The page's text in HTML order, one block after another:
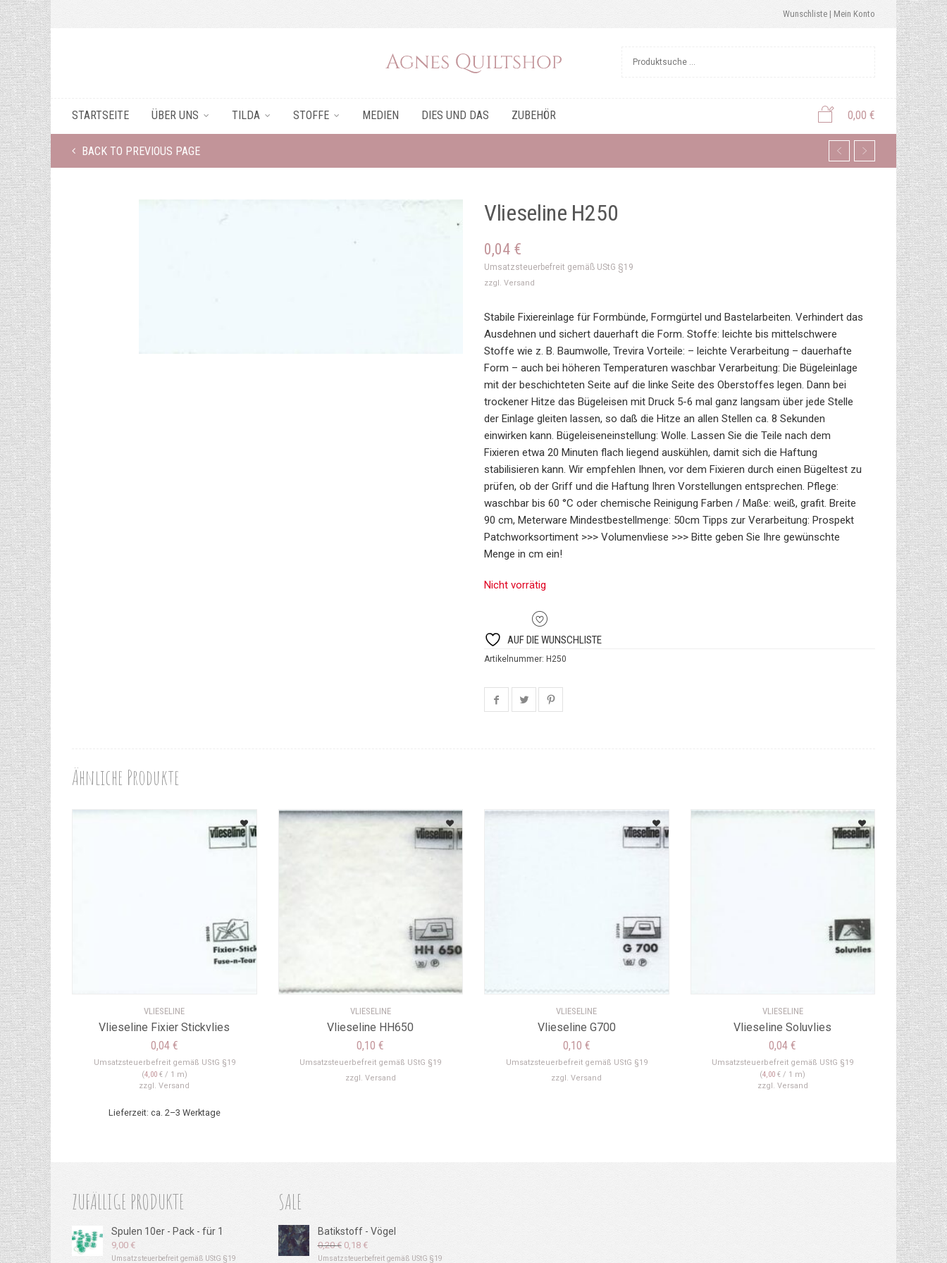
Wunschliste | Mein Konto
STARTSEITE ÜBER UNS TILDA STOFFE MEDIEN DIES UND DAS ZUBEHÖR 0,00 €
BACK TO PREVIOUS PAGE
Vlieseline H250
0,04 €
Umsatzsteuerbefreit gemäß UStG §19
zzgl. Versand
Stabile Fixiereinlage für Formbünde, Formgürtel und Bastelarbeiten. Verhindert das
Ausdehnen und sichert dauerhaft die Form. Stoffe: leichte bis mittelschwere
Stoffe wie z. B. Baumwolle, Trevira Vorteile: – leichte Verarbeitung – dauerhafte
Form – auch bei höheren Temperaturen waschbar Verarbeitung: Die Bügeleinlage
mit der beschichteten Seite auf die linke Seite des Oberstoffes legen. Dann bei
trockener Hitze das Bügeleisen mit Druck 5-6 mal ganz langsam über jede Stelle
der Einlage gleiten lassen, so daß die Hitze an allen Stellen ca. 8 Sekunden
einwirken kann. Bügeleiseneinstellung: Wolle. Lassen Sie die Teile nach dem
Fixieren etwa 20 Minuten flach liegend auskühlen, damit sich die Haftung
stabilisieren kann. Wir empfehlen Ihnen, vor dem Fixieren durch einen Bügeltest zu
prüfen, ob der Griff und die Haftung Ihren Vorstellungen entsprechen. Pflege:
waschbar bis 60 °C oder chemische Reinigung Farben / Maße: weiß, grafit. Breite
90 cm, Meterware Mindestbestellmenge: 50cm Tipps zur Verarbeitung: Prospekt
Patchworksortiment >>> Volumenvliese >>> Bitte geben Sie Ihre gewünschte
Menge in cm ein!
Nicht vorrätig
AUF DIE WUNSCHLISTE
Artikelnummer: H250
Ähnliche Produkte
VLIESELINE
Vlieseline Fixier Stickvlies
0,04 €
Umsatzsteuerbefreit gemäß UStG §19
(4,00 €/ 1 m)
zzgl.Versand
Lieferzeit: ca. 2–3 Werktage
VLIESELINE
Vlieseline HH650
0,10€
Umsatzsteuerbefreit gemäß UStG §19
zzgl. Versand
VLIESELINE
Vlieseline G700
0,10 €
Umsatzsteuerbefreit gemäß UStG §19
zzgl.Versand
VLIESELINE
Vlieseline Soluvlies
0,04€
Umsatzsteuerbefreit gemäß UStG §19
(4,00€ / 1 m)
zzgl. Versand
ZUFÄLLIGE PRODUKTE
Spulen 10er - Pack - für 1
9,00 €
Umsatzsteuerbefreit gemäß UStG §19
SALE
Batikstoff - Vögel
0,20€ Ursprünglicher
Preis
0,18 €Aktueller
Preis
Umsatzsteuerbefreit gemäß UStG §19